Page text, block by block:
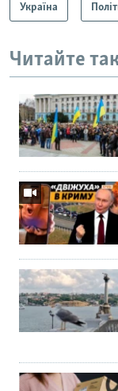
Україна
Читайте